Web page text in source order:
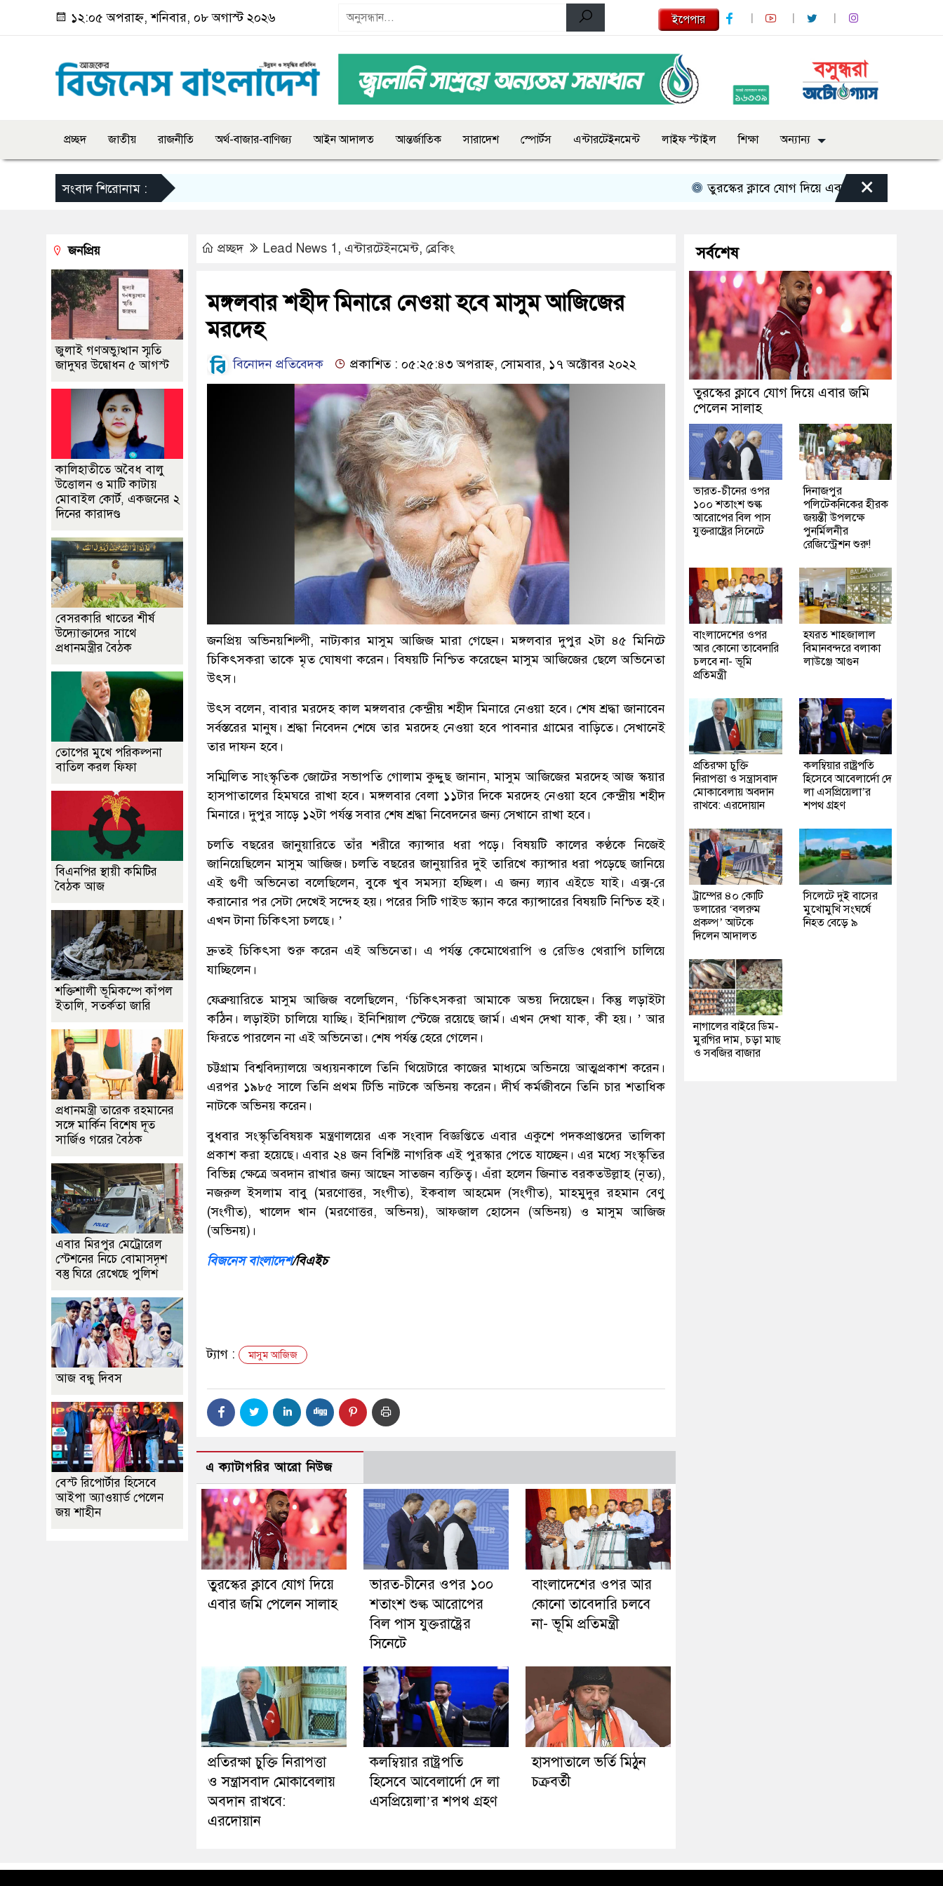
১২:০৫ অপরাহ্ন, শনিবার, ০৮ অগাস্ট ২০২৬ ইপেপার
প্রচ্ছদ জাতীয় রাজনীতি অর্থ-বাজার-বাণিজ্য আইন আদালত আন্তর্জাতিক সারাদেশ স্পোর্টস এন্টারটেইনমেন্ট লাইফ স্টাইল শিক্ষা অন্যান্য
সংবাদ শিরোনাম : তুরস্কের ক্লাবে যোগ দিয়ে এবার জমি পেলেন সালাহ
×
প্রচ্ছদ Lead News 1 , এন্টারটেইনমেন্ট, ব্রেকিং
মঙ্গলবার শহীদ মিনারে নেওয়া হবে মাসুম আজিজের
মরদেহ
বিনোদন প্রতিবেদক প্রকাশিত : ০৫:২৫:৪৩ অপরাহ্ন, সোমবার, ১৭ অক্টোবর ২০২২
জনপ্রিয় অভিনয়শিল্পী, নাট্যকার মাসুম আজিজ মারা গেছেন। মঙ্গলবার দুপুর ২টা ৪৫ মিনিটে
চিকিৎসকরা তাকে মৃত ঘোষণা করেন। বিষয়টি নিশ্চিত করেছেন মাসুম আজিজের ছেলে অভিনেতা
উৎস।
উৎস বলেন, বাবার মরদেহ কাল মঙ্গলবার কেন্দ্রীয় শহীদ মিনারে নেওয়া হবে। শেষ শ্রদ্ধা জানাবেন
সর্বস্তরের মানুষ। শ্রদ্ধা নিবেদন শেষে তার মরদেহ নেওয়া হবে পাবনার গ্রামের বাড়িতে। সেখানেই
তার দাফন হবে।
সম্মিলিত সাংস্কৃতিক জোটের সভাপতি গোলাম কুদ্দুছ জানান, মাসুম আজিজের মরদেহ আজ স্কয়ার
হাসপাতালের হিমঘরে রাখা হবে। মঙ্গলবার বেলা ১১টার দিকে মরদেহ নেওয়া হবে কেন্দ্রীয় শহীদ
মিনারে। দুপুর সাড়ে ১২টা পর্যন্ত সবার শেষ শ্রদ্ধা নিবেদনের জন্য সেখানে রাখা হবে।
চলতি বছরের জানুয়ারিতে তাঁর শরীরে ক্যান্সার ধরা পড়ে। বিষয়টি কালের কণ্ঠকে নিজেই
জানিয়েছিলেন মাসুম আজিজ। চলতি বছরের জানুয়ারির দুই তারিখে ক্যান্সার ধরা পড়েছে জানিয়ে
এই গুণী অভিনেতা বলেছিলেন, বুকে খুব সমস্যা হচ্ছিল। এ জন্য ল্যাব এইডে যাই। এক্স-রে
করানোর পর সেটা দেখেই সন্দেহ হয়। পরের সিটি গাইড স্ক্যান করে ক্যান্সারের বিষয়টি নিশ্চিত হই।
এখন টানা চিকিৎসা চলছে। ’
দ্রুতই চিকিৎসা শুরু করেন এই অভিনেতা। এ পর্যন্ত কেমোথেরাপি ও রেডিও থেরাপি চালিয়ে
যাচ্ছিলেন।
ফেব্রুয়ারিতে মাসুম আজিজ বলেছিলেন, ‘চিকিৎসকরা আমাকে অভয় দিয়েছেন। কিন্তু লড়াইটা
কঠিন। লড়াইটা চালিয়ে যাচ্ছি। ইনিশিয়াল স্টেজে রয়েছে জার্ম। এখন দেখা যাক, কী হয়। ’ আর
ফিরতে পারলেন না এই অভিনেতা। শেষ পর্যন্ত হেরে গেলেন।
চট্টগ্রাম বিশ্ববিদ্যালয়ে অধ্যয়নকালে তিনি থিয়েটারে কাজের মাধ্যমে অভিনয়ে আত্মপ্রকাশ করেন।
এরপর ১৯৮৫ সালে তিনি প্রথম টিভি নাটকে অভিনয় করেন। দীর্ঘ কর্মজীবনে তিনি চার শতাধিক
নাটকে অভিনয় করেন।
বুধবার সংস্কৃতিবিষয়ক মন্ত্রণালয়ের এক সংবাদ বিজ্ঞপ্তিতে এবার একুশে পদকপ্রাপ্তদের তালিকা
প্রকাশ করা হয়েছে। এবার ২৪ জন বিশিষ্ট নাগরিক এই পুরস্কার পেতে যাচ্ছেন। এর মধ্যে সংস্কৃতির
বিভিন্ন ক্ষেত্রে অবদান রাখার জন্য আছেন সাতজন ব্যক্তিত্ব। এঁরা হলেন জিনাত বরকতউল্লাহ (নৃত্য),
নজরুল ইসলাম বাবু (মরণোত্তর, সংগীত), ইকবাল আহমেদ (সংগীত), মাহমুদুর রহমান বেণু
(সংগীত), খালেদ খান (মরণোত্তর, অভিনয়), আফজাল হোসেন (অভিনয়) ও মাসুম আজিজ
(অভিনয়)।
বিজনেস বাংলাদেশ/বিএইচ
ট্যাগ : মাসুম আজিজ
এ ক্যাটাগরির আরো নিউজ
তুরস্কের ক্লাবে যোগ দিয়ে
এবার জমি পেলেন সালাহ
ভারত-চীনের ওপর ১০০
শতাংশ শুল্ক আরোপের
বিল পাস যুক্তরাষ্ট্রের
সিনেটে
বাংলাদেশের ওপর আর
কোনো তাবেদারি চলবে
না- ভূমি প্রতিমন্ত্রী
প্রতিরক্ষা চুক্তি নিরাপত্তা
ও সন্ত্রাসবাদ মোকাবেলায়
অবদান রাখবে:
এরদোয়ান
কলম্বিয়ার রাষ্ট্রপতি
হিসেবে আবেলার্দো দে লা
এসপ্রিয়েলা’র শপথ গ্রহণ
হাসপাতালে ভর্তি মিঠুন
চক্রবর্তী
জনপ্রিয়
জুলাই গণঅভ্যুত্থান স্মৃতি
জাদুঘর উদ্বোধন ৫ আগস্ট
কালিহাতীতে অবৈধ বালু
উত্তোলন ও মাটি কাটায়
মোবাইল কোর্ট, একজনের ২
দিনের কারাদণ্ড
বেসরকারি খাতের শীর্ষ
উদ্যোক্তাদের সাথে
প্রধানমন্ত্রীর বৈঠক
তোপের মুখে পরিকল্পনা
বাতিল করল ফিফা
বিএনপির স্থায়ী কমিটির
বৈঠক আজ
শক্তিশালী ভূমিকম্পে কাঁপল
ইতালি, সতর্কতা জারি
প্রধানমন্ত্রী তারেক রহমানের
সঙ্গে মার্কিন বিশেষ দূত
সার্জিও গরের বৈঠক
এবার মিরপুর মেট্রোরেল
স্টেশনের নিচে বোমাসদৃশ
বস্তু ঘিরে রেখেছে পুলিশ
আজ বন্ধু দিবস
বেস্ট রিপোর্টার হিসেবে
আইপা অ্যাওয়ার্ড পেলেন
জয় শাহীন
সর্বশেষ
তুরস্কের ক্লাবে যোগ দিয়ে এবার জমি
পেলেন সালাহ
ভারত-চীনের ওপর
১০০ শতাংশ শুল্ক
আরোপের বিল পাস
যুক্তরাষ্ট্রের সিনেটে
দিনাজপুর
পলিটেকনিকের হীরক
জয়ন্তী উপলক্ষে
পুনর্মিলনীর
রেজিস্ট্রেশন শুরু!
বাংলাদেশের ওপর
আর কোনো তাবেদারি
চলবে না- ভূমি
প্রতিমন্ত্রী
হযরত শাহজালাল
বিমানবন্দরে বলাকা
লাউঞ্জে আগুন
প্রতিরক্ষা চুক্তি
নিরাপত্তা ও সন্ত্রাসবাদ
মোকাবেলায় অবদান
রাখবে: এরদোয়ান
কলম্বিয়ার রাষ্ট্রপতি
হিসেবে আবেলার্দো দে
লা এসপ্রিয়েলা’র
শপথ গ্রহণ
ট্রাম্পের ৪০ কোটি
ডলারের ‘বলরুম
প্রকল্প’ আটকে
দিলেন আদালত
সিলেটে দুই বাসের
মুখোমুখি সংঘর্ষে
নিহত বেড়ে ৯
নাগালের বাইরে ডিম-
মুরগির দাম, চড়া মাছ
ও সবজির বাজার